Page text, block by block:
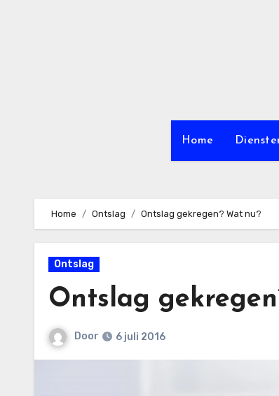
Home
Home Ontslag Ontslag gekregen? Wat nu?
Ontslag
Ontslag
Door 6 juli 2016